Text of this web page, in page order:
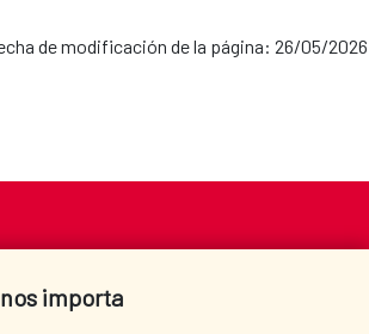
de modificación de la página: 26/05/2026
importa